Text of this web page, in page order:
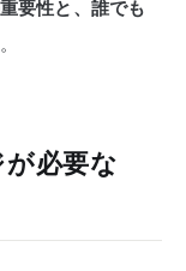
要性と、誰でも
必要な